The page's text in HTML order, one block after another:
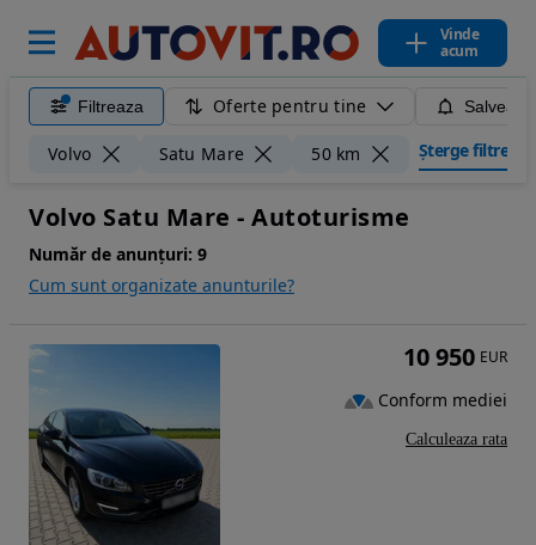
Vinde
acum
Filtreaza Oferte pentru tine
Volvo Satu Mare 50 km Șterge filtrele
Volvo Satu Mare - Autoturisme
Număr de anunțuri: 9
Cum sunt organizate anunturile?
10 950 EUR
Conform mediei
Calculeaza rata